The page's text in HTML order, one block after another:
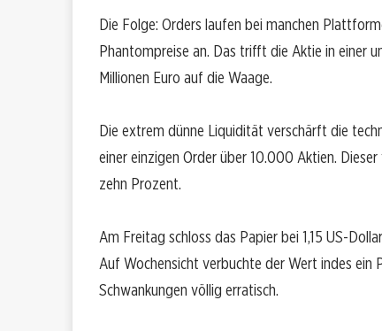
Die Folge: Orders laufen bei manchen
Phantompreise an. Das trifft die Aktie in einer
Millionen Euro auf die Waage.
Die extrem dünne Liquidität verschärft die
einer einzigen Order über 10.000 Aktien.
zehn Prozent.
Am Freitag schloss das Papier bei 1,15 US-
Auf Wochensicht verbuchte der Wert indes
Schwankungen völlig erratisch.